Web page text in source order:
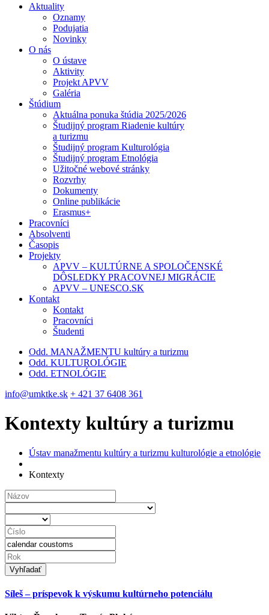
Aktuality
Oznamy
Podujatia
Novinky
O nás
O ústave
Aktivity
Projekt APVV
Galéria
Štúdium
Aktuálna ponuka štúdia 2025/2026
Študijný program Riadenie kultúry
a turizmu
Študijný program Kulturológia
Študijný program Etnológia
Užitočné webové stránky
Rozvrhy
Dokumenty
Online publikácie
Erasmus+
Pracovníci
Absolventi
Časopis
Projekty
APVV – KULTÚRNE A SPOLOČENSKÉ
DÔSLEDKY PRACOVNEJ MIGRÁCIE
APVV – UNESCO.SK
Kontakt
Kontakt
Pracovníci
Študenti
Odd. MANAŽMENTU kultúry a turizmu
Odd. KULTUROLÓGIE
Odd. ETNOLÓGIE
info@umktke.sk + 421 37 6408 361
Kontexty kultúry a turizmu
Ústav manažmentu kultúry a turizmu kulturológie a etnológie
Kontexty
Vyhľadať
Síleš – príspevok k výskumu kultúrneho potenciálu